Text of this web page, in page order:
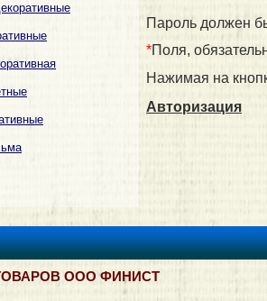
Пароль должен
*Поля,
Нажимая на
Авторизация
ООО ФИНИСТ